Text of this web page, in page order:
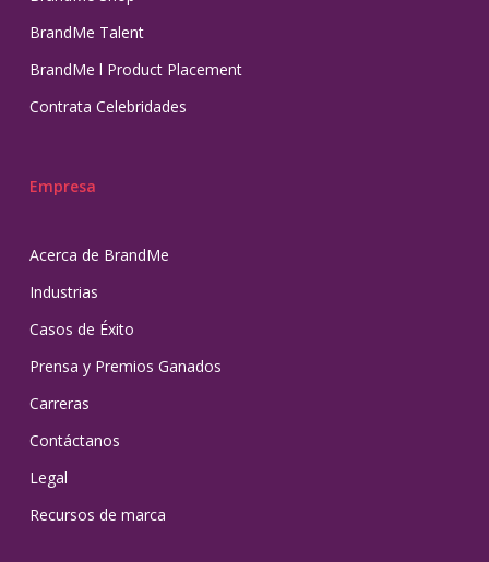
BrandMe Talent
BrandMe l Product Placement
Contrata Celebridades
Empresa
Acerca de BrandMe
Industrias
Casos de Éxito
Prensa y Premios Ganados
Carreras
Contáctanos
Legal
Recursos de marca